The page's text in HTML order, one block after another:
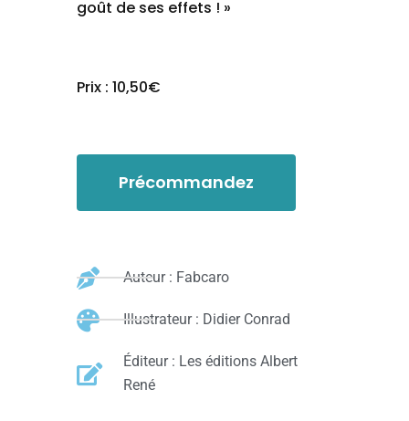
goût de ses effets ! »
Prix : 10,50€
Précommandez
Auteur : Fabcaro
Illustrateur : Didier Conrad
Éditeur : Les éditions Albert
René